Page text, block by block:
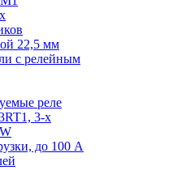
22,5 мм
с релейным
реле
3-х
до 100 A